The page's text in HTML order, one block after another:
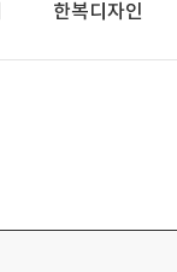
한복디자인